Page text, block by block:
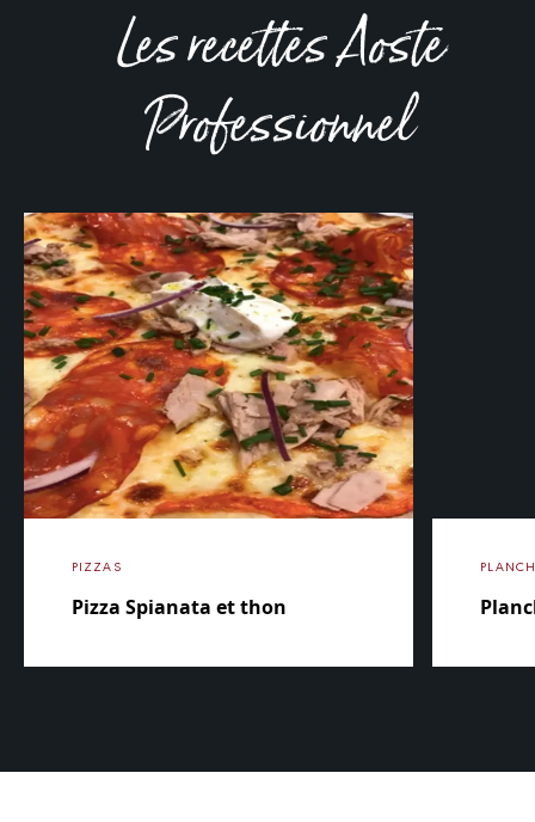
Les recettes Aoste
Professionnel
PIZZAS
Pizza Spianata et thon